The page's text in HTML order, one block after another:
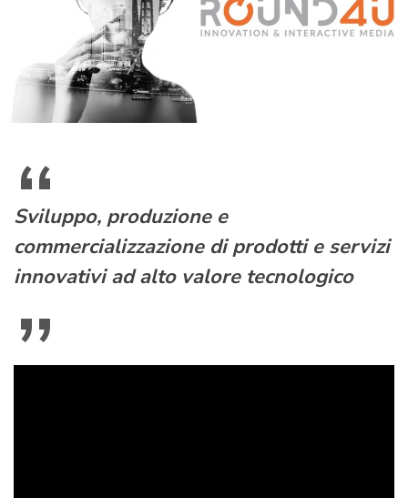
Sviluppo, produzione e
commercializzazione di prodotti e servizi
innovativi ad alto valore tecnologico